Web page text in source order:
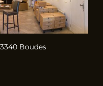
Boudes